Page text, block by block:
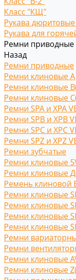
Класс "КЩ"
Рукава
Рукава для
Ремни приводные
Назад
Ремни приводные
Ремни клиновые A
Ремни клиновые
Ремни клиновые
Ремни SPA и XPA
Ремни SPB и XPB
Ремни SPC и XPC
Ремни SPZ и XPZ
Ремни зубчатые
Ремни клиновые
Ремни клиновые
Ремень клиновой
Ремни клиновые
Ремни клиновые
Ремни клиновые
Ремни клиновые
Ремни
Ремни
Ремни клиновые
Ремни клиновые